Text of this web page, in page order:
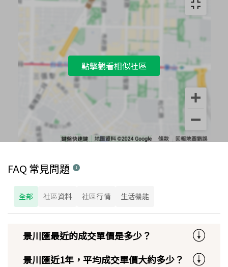
點擊觀看相似社區
FAQ 常見問題
全部 社區資料 社區行情 生活機能
景川匯最近的成交單價是多少？
景川匯近1年，平均成交單價大約多少？